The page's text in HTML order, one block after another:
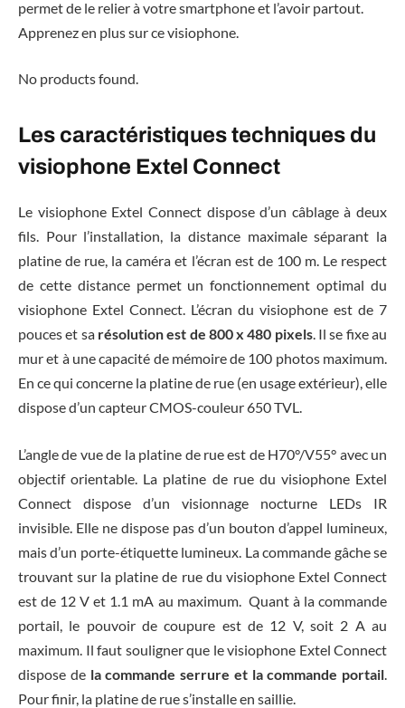
permet de le relier à votre smartphone et l’avoir partout.
Apprenez en plus sur ce visiophone.
No products found.
Les caractéristiques techniques du
visiophone Extel Connect
Le visiophone Extel Connect dispose d’un câblage à deux
fils. Pour l’installation, la distance maximale séparant la
platine de rue, la caméra et l’écran est de 100 m. Le respect
de cette distance permet un fonctionnement optimal du
visiophone Extel Connect. L’écran du visiophone est de 7
pouces et sa résolution est de 800 x 480 pixels. Il se fixe au
mur et à une capacité de mémoire de 100 photos maximum.
En ce qui concerne la platine de rue (en usage extérieur), elle
dispose d’un capteur CMOS-couleur 650 TVL.
L’angle de vue de la platine de rue est de H70°/V55° avec un
objectif orientable. La platine de rue du visiophone Extel
Connect dispose d’un visionnage nocturne LEDs IR
invisible. Elle ne dispose pas d’un bouton d’appel lumineux,
mais d’un porte-étiquette lumineux. La commande gâche se
trouvant sur la platine de rue du visiophone Extel Connect
est de 12 V et 1.1 mA au maximum. Quant à la commande
portail, le pouvoir de coupure est de 12 V, soit 2 A au
maximum. Il faut souligner que le visiophone Extel Connect
dispose de la commande serrure et la commande portail.
Pour finir, la platine de rue s’installe en saillie.